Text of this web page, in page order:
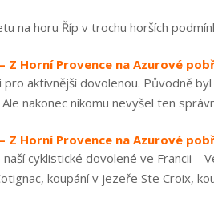
na horu Říp v trochu horších
Z Horní Provence na Azurové
aktivnější dovolenou. Původně
nakonec nikomu nevyšel ten
Z Horní Provence na Azurové
cyklistické dovolené ve Francii –
koupání v jezeře Ste Croix,